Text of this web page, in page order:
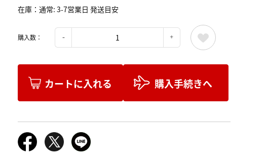
在庫 通常: 3-7営業日 発送目安
購入数：
カートに入れる 購入手続きへ